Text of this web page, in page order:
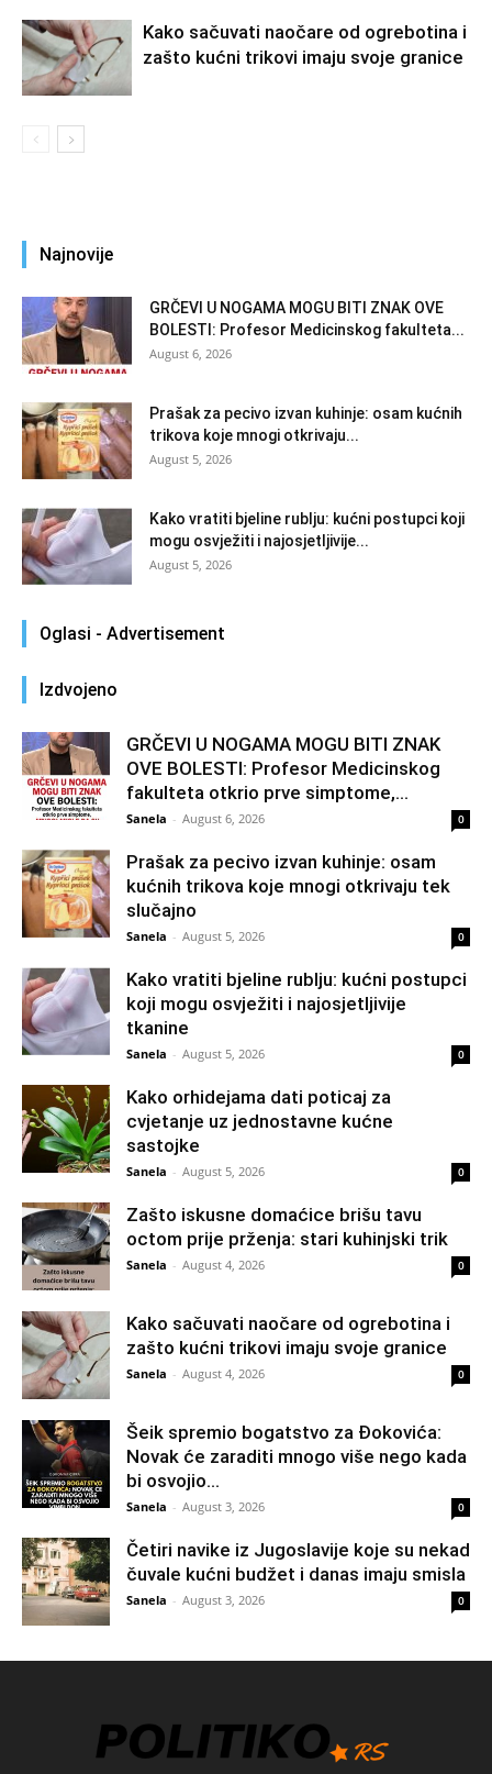
Kako sačuvati naočare od ogrebotina i
zašto kućni trikovi imaju svoje granice
Najnovije
GRČEVI U NOGAMA MOGU BITI ZNAK OVE
BOLESTI: Profesor Medicinskog fakulteta...
August 6, 2026
Prašak za pecivo izvan kuhinje: osam kućnih
trikova koje mnogi otkrivaju...
August 5, 2026
Kako vratiti bjeline rublju: kućni postupci koji
mogu osvježiti i najosjetljivije...
August 5, 2026
Oglasi - Advertisement
Izdvojeno
GRČEVI U NOGAMA MOGU BITI ZNAK
OVE BOLESTI: Profesor Medicinskog
fakulteta otkrio prve simptome,...
Sanela - August 6, 2026 0
Prašak za pecivo izvan kuhinje: osam
kućnih trikova koje mnogi otkrivaju tek
slučajno
Sanela - August 5, 2026 0
Kako vratiti bjeline rublju: kućni postupci
koji mogu osvježiti i najosjetljivije
tkanine
Sanela - August 5, 2026 0
Kako orhidejama dati poticaj za
cvjetanje uz jednostavne kućne
sastojke
Sanela - August 5, 2026 0
Zašto iskusne domaćice brišu tavu
octom prije prženja: stari kuhinjski trik
Sanela - August 4, 2026 0
Kako sačuvati naočare od ogrebotina i
zašto kućni trikovi imaju svoje granice
Sanela - August 4, 2026 0
Šeik spremio bogatstvo za Đokovića:
Novak će zaraditi mnogo više nego kada
bi osvojio...
Sanela - August 3, 2026 0
Četiri navike iz Jugoslavije koje su nekad
čuvale kućni budžet i danas imaju smisla
Sanela - August 3, 2026 0